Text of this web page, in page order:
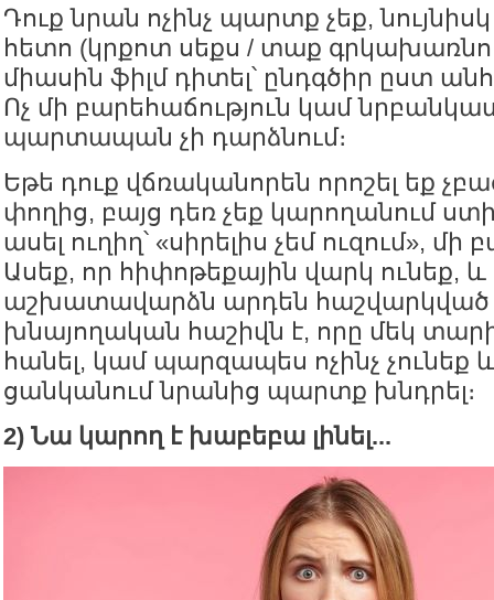
Դուք նրան ոչինչ պարտք չեք,
հետո (կրքոտ սեքս / տաք
միասին ֆիլմ դիտել՝ ընդգծիր ըստ
Ոչ մի բարեհաճություն կամ
պարտապան չի դարձնում։
Եթե դուք վճռականորեն որոշել եք
փողից, բայց դեռ չեք կարողանում
ասել ուղիղ՝ «սիրելիս չեմ ուզում», մի
Ասեք, որ հիփոթեքային վարկ ունեք, և
աշխատավարձն արդեն հաշվարկված
խնայողական հաշիվն է, որը մեկ
հանել, կամ պարզապես ոչինչ չունեք
ցանկանում նրանից պարտք խնդրել։
2) Նա կարող է խաբեբա լինել...